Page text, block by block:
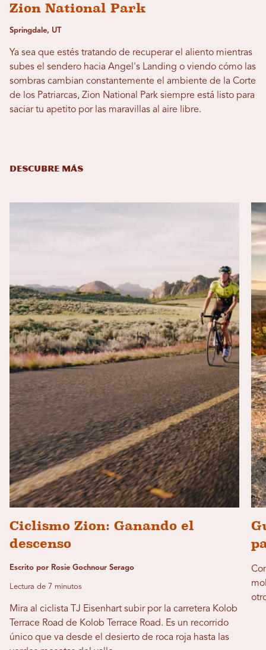
Zion National Park
Springdale, UT
Ya sea que estés tratando de recuperar el aliento mientras
subes el sendero hacia Angel's Landing o viendo cómo las
sombras cambian constantemente el ambiente de la Corte
de los Patriarcas, Zion National Park siempre está listo para
saciar tu apetito por las maravillas al aire libre.
DESCUBRE MÁS
Ciclismo Zion: Ganando el
descenso
Escrito por Rosie Gochnour Serago
Lectura de 7 minutos
Mira al ciclista TJ Eisenhart subir por la carretera Kolob
Terrace Road de Kolob Terrace Road. Es un recorrido
único que va desde el desierto de roca roja hasta las